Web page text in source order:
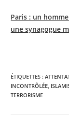
Paris : un
une synagogue
ÉTIQUETTES :
INCONTRÔLÉE,
TERRORISME